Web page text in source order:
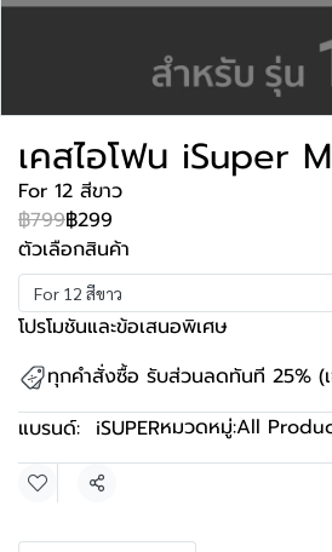
เคสไอโฟน iSuper
For 12 สีขาว
฿799฿299
ตัวเลือกสินค้า
For 12 สีขาว
โปรโมชันและข้อเสนอพิเศษ
ทุกคำสั่งซื้อ รับส่วนลดทันที 25% (
แบรนด์: iSUPERหมวดหมู่:All
แชร์